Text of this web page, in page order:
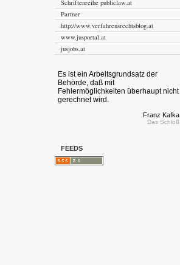
Schriftenreihe publiclaw.at
Partner
http://www.verfahrensrechtsblog.at
www.jusportal.at
jusjobs.at
Es ist ein Arbeitsgrundsatz der
Behörde, daß mit
Fehlermöglichkeiten überhaupt nicht
gerechnet wird.
Franz Kafka
Das Schloß
FEEDS